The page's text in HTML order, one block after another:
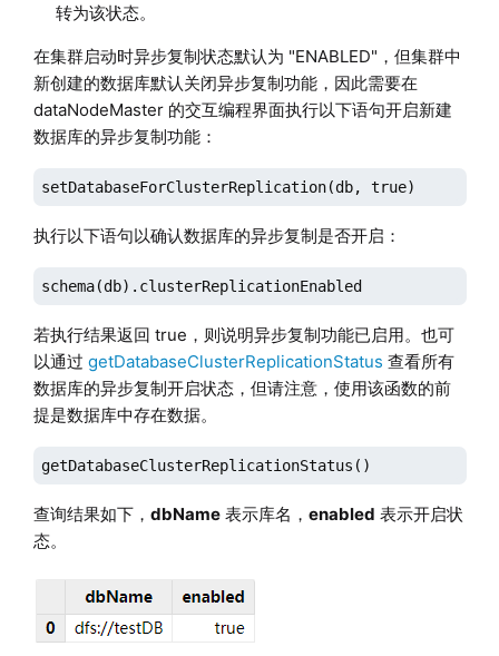
转为该状态。
在集群启动时异步复制状态默认为 "ENABLED"，但集群中
新创建的数据库默认关闭异步复制功能，因此需要在
dataNodeMaster 的交互编程界面执行以下语句开启新建
数据库的异步复制功能：
setDatabaseForClusterReplication(db, true)
执行以下语句以确认数据库的异步复制是否开启：
schema(db).clusterReplicationEnabled
若执行结果返回 true，则说明异步复制功能已启用。也可
以通过 getDatabaseClusterReplicationStatus 查看所有
数据库的异步复制开启状态，但请注意，使用该函数的前
提是数据库中存在数据。
getDatabaseClusterReplicationStatus()
查询结果如下， dbName表示库名， enabled 表示开启状
态。